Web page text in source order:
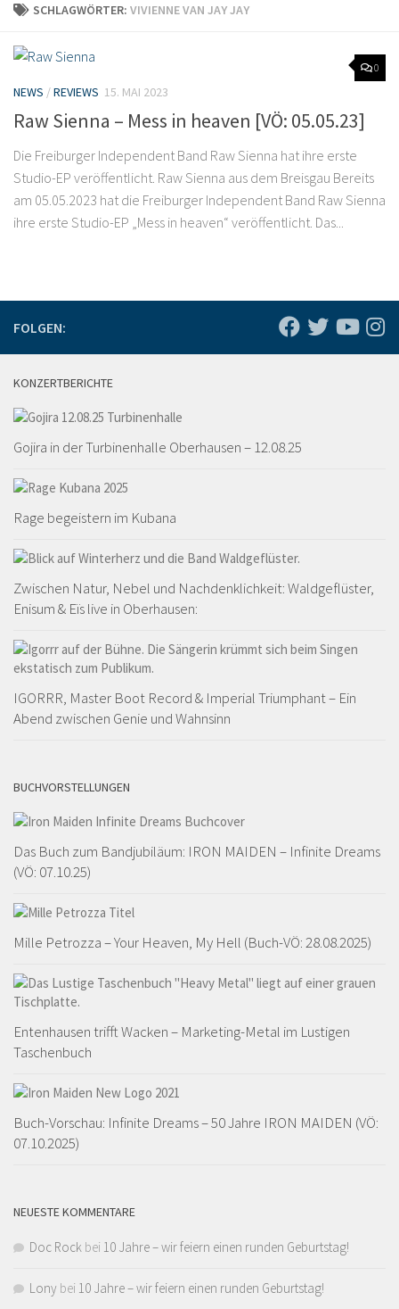
SCHLAGWÖRTER: VIVIENNE VAN JAY JAY
0
NEWS /REVIEWS 15. MAI 2023
Raw Sienna – Mess in heaven [VÖ: 05.05.23]
Die Freiburger Independent Band Raw Sienna hat ihre erste
Studio-EP veröffentlicht. Raw Sienna aus dem Breisgau Bereits
am 05.05.2023 hat die Freiburger Independent Band Raw Sienna
ihre erste Studio-EP „Mess in heaven“ veröffentlicht. Das...
FOLGEN:
KONZERTBERICHTE
Gojira in der Turbinenhalle Oberhausen – 12.08.25
Rage begeistern im Kubana
Zwischen Natur, Nebel und Nachdenklichkeit: Waldgeflüster,
Enisum & Eïs live in Oberhausen:
IGORRR, Master Boot Record & Imperial Triumphant – Ein
Abend zwischen Genie und Wahnsinn
BUCHVORSTELLUNGEN
Das Buch zum Bandjubiläum: IRON MAIDEN – Infinite Dreams
(VÖ: 07.10.25)
Mille Petrozza – Your Heaven, My Hell (Buch-VÖ: 28.08.2025)
Entenhausen trifft Wacken – Marketing-Metal im Lustigen
Taschenbuch
Buch-Vorschau: Infinite Dreams – 50 Jahre IRON MAIDEN (VÖ:
07.10.2025)
NEUESTE KOMMENTARE
Doc Rock bei 10 Jahre – wir feiern einen runden Geburtstag!
Lony bei 10 Jahre – wir feiern einen runden Geburtstag!